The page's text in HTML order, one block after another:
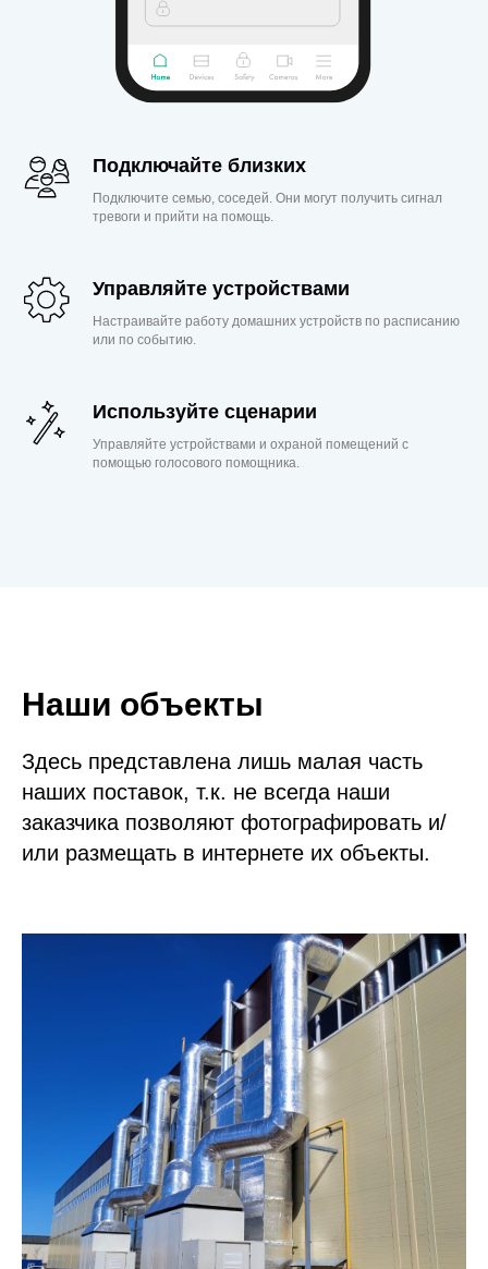
Подключайте близких
Подключите семью, соседей. Они могут получить сигнал
тревоги и прийти на помощь.
Управляйте устройствами
Настраивайте работу домашних устройств по расписанию
или по событию.
Используйте сценарии
Управляйте устройствами и охраной помещений с
помощью голосового помощника.
Наши объекты
Здесь представлена лишь малая часть
наших поставок, т.к. не всегда наши
заказчика позволяют фотографировать и/
или размещать в интернете их объекты.